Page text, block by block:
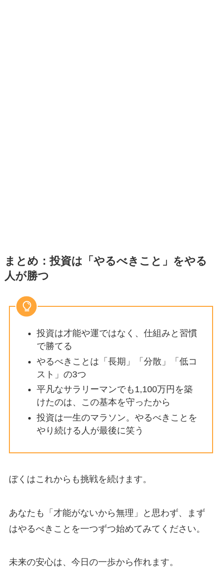
まとめ：投資は「やるべきこと」をやる
人が勝つ
投資は才能や運ではなく、仕組みと習慣
で勝てる
やるべきことは「長期」「分散」「低コ
スト」の3つ
平凡なサラリーマンでも1,100万円を築
けたのは、この基本を守ったから
投資は一生のマラソン。やるべきことを
やり続ける人が最後に笑う
ぼくはこれからも挑戦を続けます。
あなたも「才能がないから無理」と思わず、まず
はやるべきことを一つずつ始めてみてください。
未来の安心は、今日の一歩から作れます。